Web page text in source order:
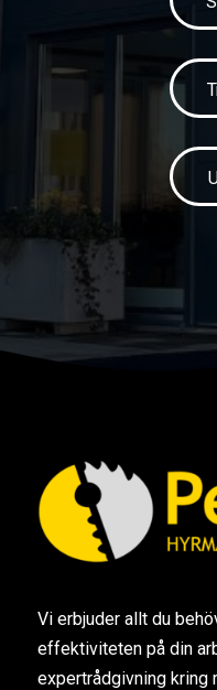
Vi erbjuder allt du
effektiviteten på din
expertrådgivning kring